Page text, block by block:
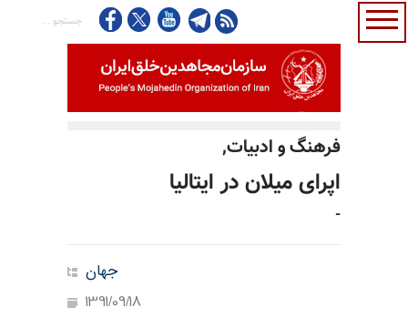
فرهنگ و ادبيات,
اپرای میلان در ایتالیا
-
جهان
1391/09/18